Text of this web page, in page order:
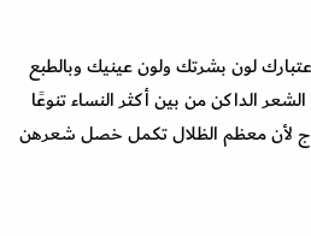
لون بشرتك ولون عينيك وبالطبع
الداكن من بين أكثر النساء تنوعًا
لأن معظم الظلال تكمل خصل شعرهن